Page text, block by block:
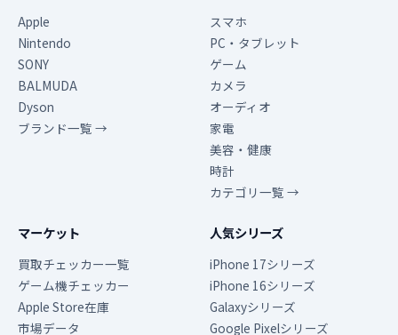
Apple
Nintendo
SONY
BALMUDA
Dyson
ブランド一覧 →
スマホ
PC・タブレット
ゲーム
カメラ
オーディオ
家電
美容・健康
時計
カテゴリ一覧 →
マーケット
買取チェッカー一覧
ゲーム機チェッカー
Apple Store在庫
市場データ
人気シリーズ
iPhone 17シリーズ
iPhone 16シリーズ
Galaxyシリーズ
Google Pixelシリーズ